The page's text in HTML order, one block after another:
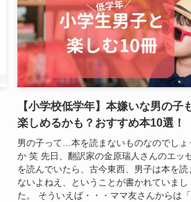
【小学校低学年】本嫌いな男の子
楽しめるかも？おすすめ本10選！
男の子って…本を読まないものなのでしょ
か 笑 先日、翻訳家の金原瑞人さんのエッ
を読んでいたら、古今東西、男子は本を読
ないよねえ、ということが書かれていまし
た。 そういえば・・・ママ友さんからは